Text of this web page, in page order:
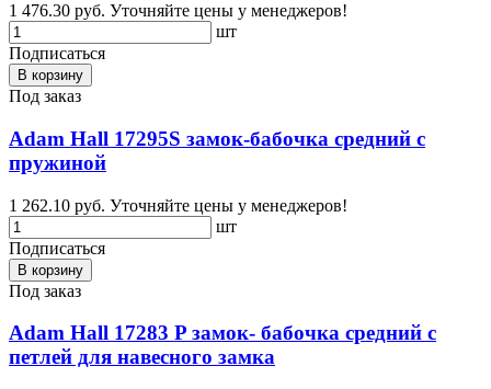
1 476.30 руб. Уточняйте цены у менеджеров!
шт
Подписаться
В корзину
Под заказ
Adam Hall 17295S замок-бабочка средний с
пружиной
1 262.10 руб. Уточняйте цены у менеджеров!
шт
Подписаться
В корзину
Под заказ
Adam Hall 17283 P замок- бабочка средний с
петлей для навесного замка